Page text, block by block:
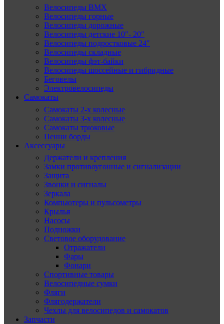
Велосипеды BMX
Велосипеды горные
Велосипеды дорожные
Велосипеды детские 10″- 20″
Велосипеды подростковые 24″
Велосипеды складные
Велосипеды фэт-байки
Велосипеды шоссейные и гибридные
Беговелы
Электровелосипеды
Самокаты
Самокаты 2-х колесные
Самокаты 3-х колесные
Самокаты трюковые
Пенни борды
Аксессуары
Держатели и крепления
Замки противоугонные и сигнализации
Защита
Звонки и сигналы
Зеркала
Компьютеры и пульсометры
Крылья
Насосы
Подножки
Световое оборудование
Отражатели
Фары
Фонари
Спортивные товары
Велосипедные сумки
Фляги
Флягодержатели
Чехлы для велосипедов и самокатов
Запчасти